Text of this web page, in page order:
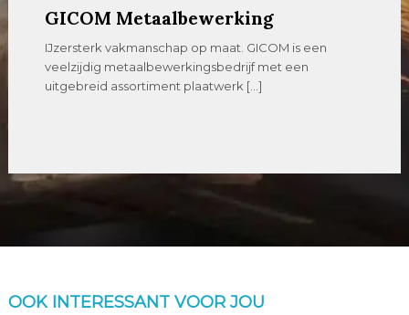
GICOM Metaalbewerking
IJzersterk vakmanschap op maat. GICOM is een
veelzijdig metaalbewerkingsbedrijf met een
uitgebreid assortiment plaatwerk […]
OOK INTERESSANT VOOR JOU